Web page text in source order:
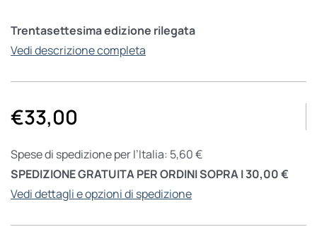
Trentasettesima edizione rilegata
Vedi descrizione completa
€33,00
Spese di spedizione per l’Italia: 5,60 €
SPEDIZIONE GRATUITA PER ORDINI SOPRA I 30,00 €
Vedi dettagli e opzioni di spedizione